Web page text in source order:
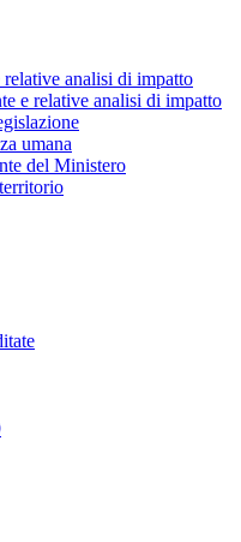
analisi di impatto
e relative analisi di impatto
umana
del Ministero